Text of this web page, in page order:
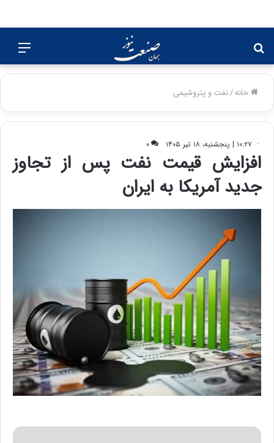
برای
خانه/نفت و پتروشیمی
۱۰:۲۷ | پنجشنبه، ۱۸ تیر ۱۴۰۵ ۰
افزایش قیمت نفت پس از تجاوز
جدید آمریکا به ایران